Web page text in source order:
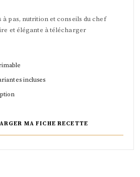
à pas, nutrition et conseils du chef
et élégante à télécharger
incluses
MA FICHE RECETTE